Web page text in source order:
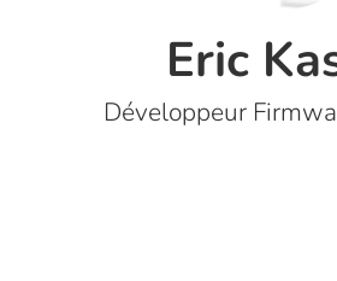
Eric
Développeur